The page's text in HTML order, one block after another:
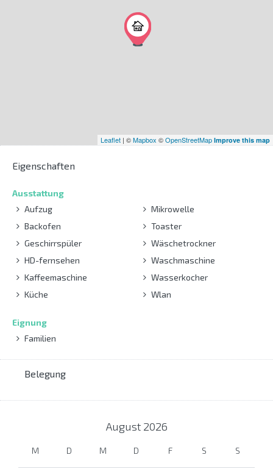
Leaflet | ©Mapbox ©OpenStreetMap Improve this map
Eigenschaften
Ausstattung
Aufzug
Backofen
Geschirrspüler
HD-fernsehen
Kaffeemaschine
Küche
Mikrowelle
Toaster
Wäschetrockner
Waschmaschine
Wasserkocher
Wlan
Eignung
Familien
Belegung
August 2026
M D M D F S S